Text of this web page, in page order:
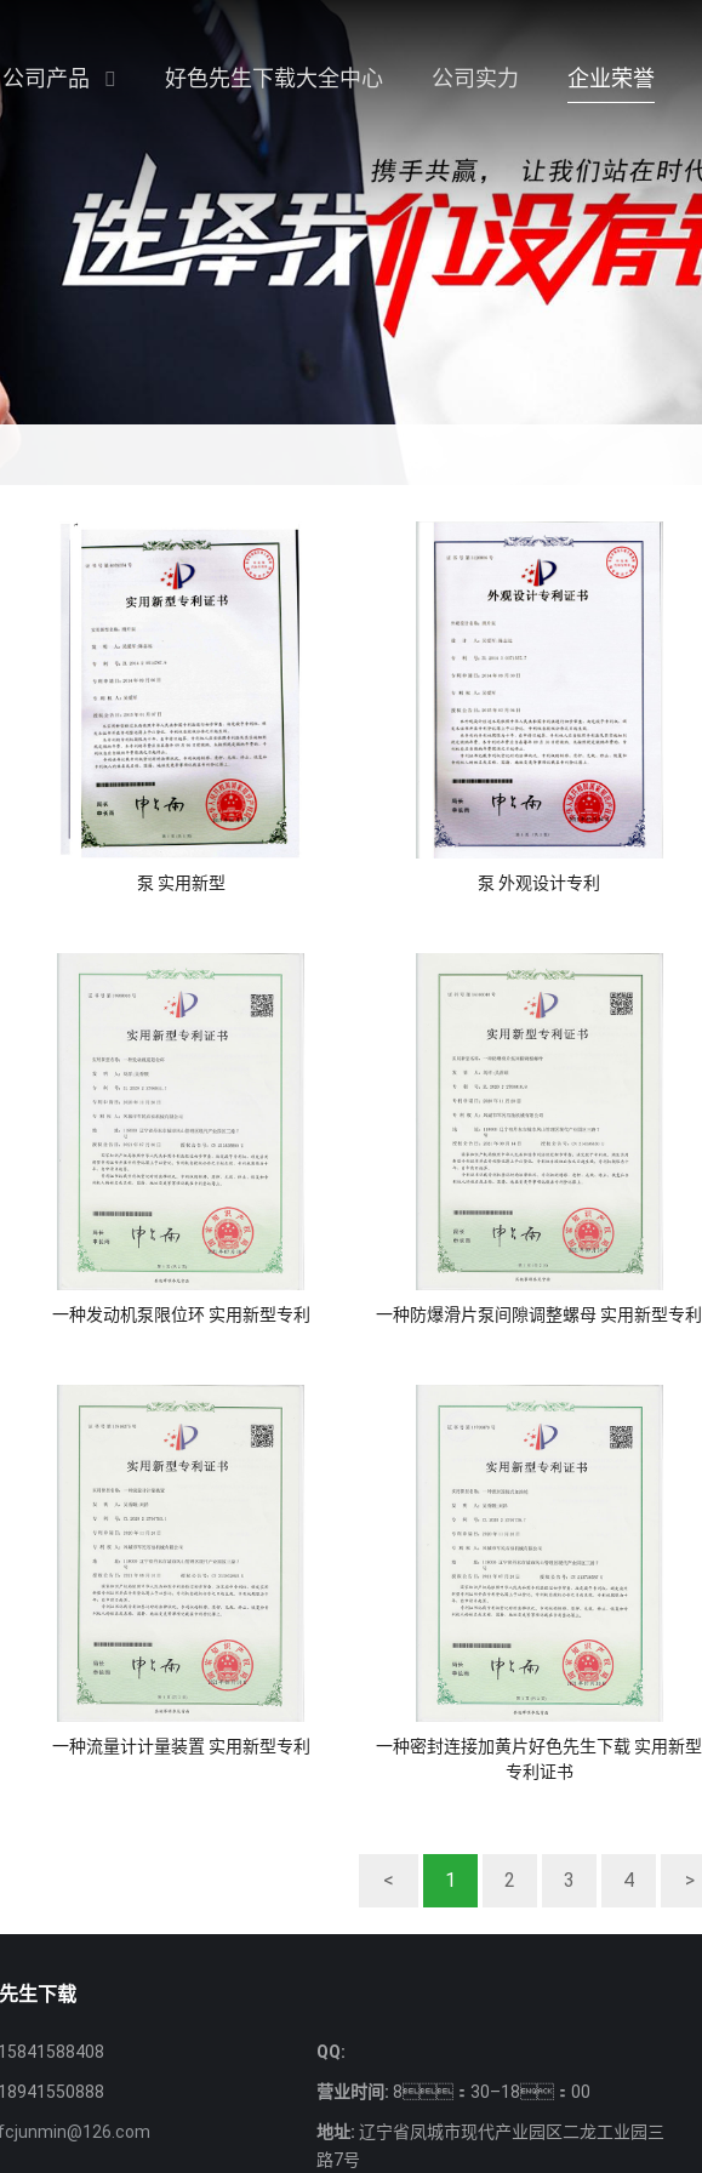
公司产品 好色先生下载大全中心 公司实力 企业荣誉
泵 实用新型 泵 外观设计专利
一种发动机泵限位环 实用新型专利 一种防爆滑片泵间隙调整螺母 实用新型专利
一种流量计计量装置 实用新型专利
一种密封连接加黄片好色先生下载 实用新型
专利证书
< 1 2 3 4 >
生下载
15841588408
18941550888
fcjunmin@126.com
QQ:
营业时间: 8：30–18：00
地址: 辽宁省凤城市现代产业园区二龙工业园三
路7号